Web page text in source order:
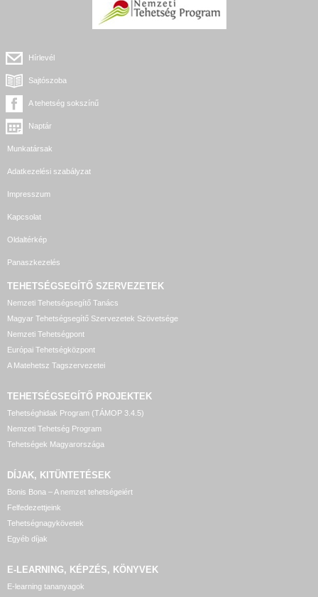
Hírlevél
Sajtószoba
A tehetség sokszínű
Naptár
Munkatársak
Adatkezelési szabályzat
Impresszum
Kapcsolat
Oldaltérkép
Panaszkezelés
TEHETSÉGSEGÍTŐ SZERVEZETEK
Nemzeti Tehetségsegítő Tanács
Magyar Tehetségsegítő Szervezetek Szövetsége
Nemzeti Tehetségpont
Európai Tehetségközpont
A Matehetsz Tagszervezetei
TEHETSÉGSEGÍTŐ PROJEKTEK
Tehetséghidak Program (TÁMOP 3.4.5)
Nemzeti Tehetség Program
Tehetségek Magyarországa
DÍJAK, KITÜNTETÉSEK
Bonis Bona – A nemzet tehetségeiért
Felfedezettjeink
Tehetségnagykövetek
Egyéb díjak
E-LEARNING, KÉPZÉS, KÖNYVEK
E-learning tananyagok